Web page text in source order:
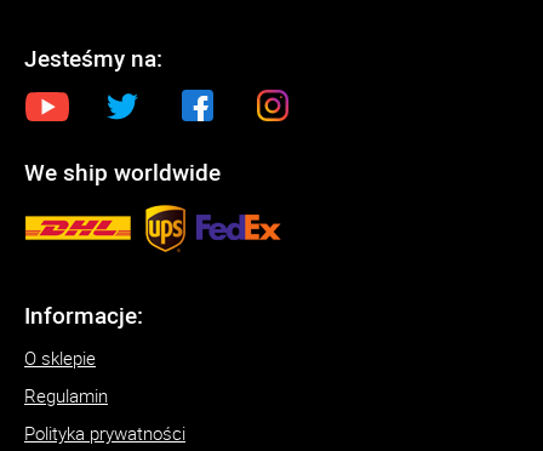
Jesteśmy na:
We ship worldwide
Informacje:
O sklepie
Regulamin
Polityka prywatności